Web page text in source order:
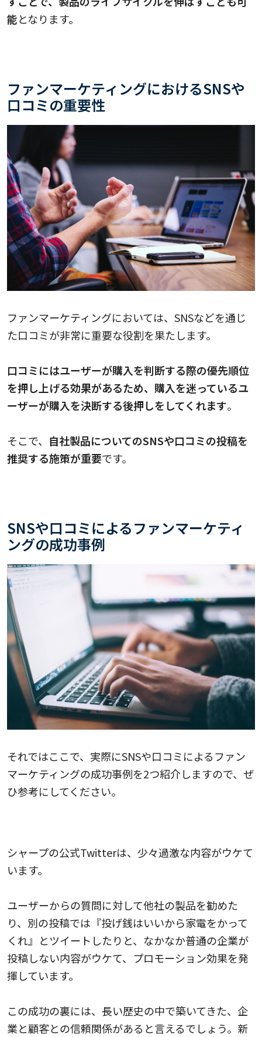
能となります。
ファンマーケティングにおけるSNSや
口コミの重要性
ファンマーケティングにおいては、SNSなどを通じ
た口コミが非常に重要な役割を果たします。
口コミにはユーザーが購入を判断する際の優先順位
を押し上げる効果があるため、購入を迷っているユ
ーザーが購入を決断する後押しをしてくれます。
そこで、 自社製品についてのSNSや口コミの投稿を
推奨する施策が重要です。
SNSや口コミによるファンマーケティ
ングの成功事例
それではここで、実際にSNSや口コミによるファン
マーケティングの成功事例を2つ紹介しますので、ぜ
ひ参考にしてください。
シャープの公式Twitterは、少々過激な内容がウケて
います。
ユーザーからの質問に対して他社の製品を勧めた
り、別の投稿では『投げ銭はいいから家電をかって
くれ』とツイートしたりと、なかなか普通の企業が
投稿しない内容がウケて、プロモーション効果を発
揮しています。
この成功の裏には、長い歴史の中で築いてきた、企
業と顧客との信頼関係があると言えるでしょう。新